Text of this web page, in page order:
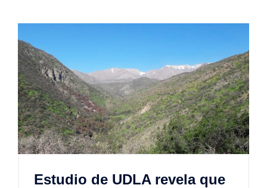
Estudio de UDLA revela que